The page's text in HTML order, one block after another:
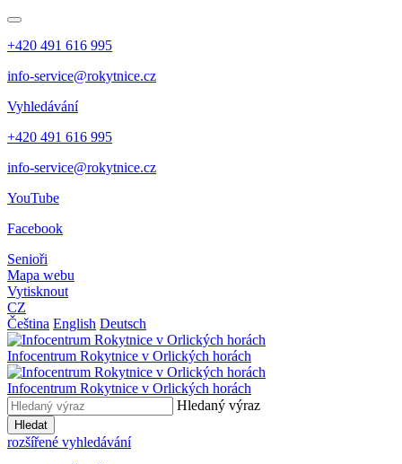
+420 491 616 995
info-service@rokytnice.cz
Vyhledávání
+420 491 616 995
info-service@rokytnice.cz
YouTube
Facebook
Senioři
Mapa webu
Vytisknout
CZ
Čeština English Deutsch
Infocentrum Rokytnice v Orlických horách
Infocentrum Rokytnice v Orlických horách
Hledaný výraz
Hledat
rozšířené vyhledávání